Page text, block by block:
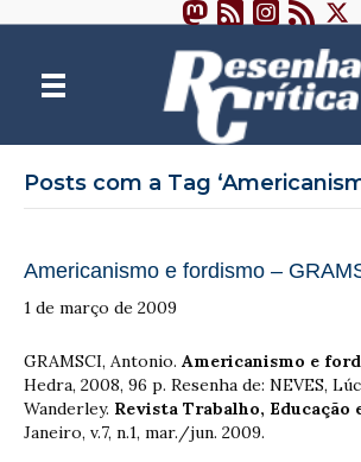
Posts com a Tag
Americanismo e fordismo –
1 de março de 2009
GRAMSCI, Antonio. Americanismo e
Hedra, 2008, 96 p. Resenha de: NEVES,
Wanderley. Revista Trabalho, Educação
Janeiro, v.7, n.1, mar./jun. 2009.